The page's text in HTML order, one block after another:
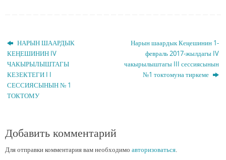
НАРЫН ШААРДЫК
КЕҢЕШИНИН IV
ЧАКЫРЫЛЫШТАГЫ
КЕЗЕКТЕГИ I I
СЕССИЯСЫНЫН № 1
ТОКТОМУ
Нарын шаардык Кеңешинин 1-
февраль 2017-жылдагы IV
чакырылыштагы III сессиясынын
№1 токтомуна тиркеме
Добавить комментарий
Для отправки комментария вам необходимо авторизоваться.